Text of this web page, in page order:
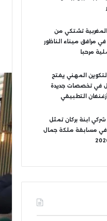
المغربية تشتكي من
مرافق ميناء الناظور
مرحبا
المهني يفتح
في تخصصات جديدة
التطبيقي
ابنة بركان تمثل
في مسابقة ملكة جمال